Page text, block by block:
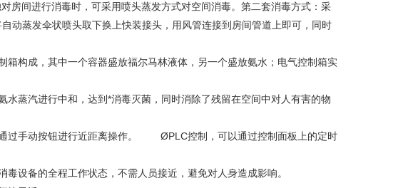
房间进行消毒时，可采用喷头蒸发方式对空间消毒。第二套消毒方式：采
动蒸发伞状喷头取下换上快装接头，用风管连接到房间管道上即可，同时
箱构成，其中一个容器盛放福尔马林液体，另一个盛放氨水；电气控制箱实
水蒸汽进行中和，达到*消毒灭菌，同时消除了残留在空间中对人有害的物
过手动按钮进行近距离操作。 ØPLC控制，可以通过控制面板上的定时
毒设备的全程工作状态，不需人员接近，避免对人身造成影响。